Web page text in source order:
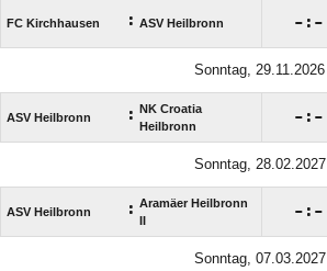
FC Kirchhausen : ASV Heilbronn  : 
Sonntag, 29.11.2026
ASV Heilbronn : NK Croatia
Heilbronn
 : 
Sonntag, 28.02.2027
ASV Heilbronn : Aramäer Heilbronn
II
 : 
Sonntag, 07.03.2027